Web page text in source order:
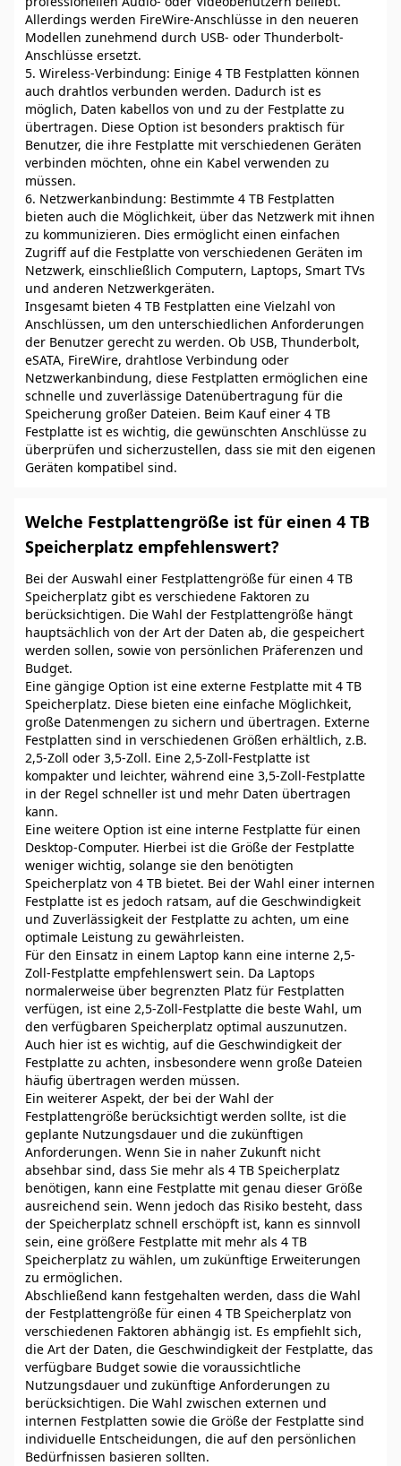
Allerdings werden FireWire-Anschlüsse in den neueren
Modellen zunehmend durch USB- oder Thunderbolt-
Anschlüsse ersetzt.
5. Wireless-Verbindung: Einige 4 TB Festplatten können
auch drahtlos verbunden werden. Dadurch ist es
möglich, Daten kabellos von und zu der Festplatte zu
übertragen. Diese Option ist besonders praktisch für
Benutzer, die ihre Festplatte mit verschiedenen Geräten
verbinden möchten, ohne ein Kabel verwenden zu
müssen.
6. Netzwerkanbindung: Bestimmte 4 TB Festplatten
bieten auch die Möglichkeit, über das Netzwerk mit ihnen
zu kommunizieren. Dies ermöglicht einen einfachen
Zugriff auf die Festplatte von verschiedenen Geräten im
Netzwerk, einschließlich Computern, Laptops, Smart TVs
und anderen Netzwerkgeräten.
Insgesamt bieten 4 TB Festplatten eine Vielzahl von
Anschlüssen, um den unterschiedlichen Anforderungen
der Benutzer gerecht zu werden. Ob USB, Thunderbolt,
eSATA, FireWire, drahtlose Verbindung oder
Netzwerkanbindung, diese Festplatten ermöglichen eine
schnelle und zuverlässige Datenübertragung für die
Speicherung großer Dateien. Beim Kauf einer 4 TB
Festplatte ist es wichtig, die gewünschten Anschlüsse zu
überprüfen und sicherzustellen, dass sie mit den eigenen
Geräten kompatibel sind.
Welche Festplattengröße ist für einen 4 TB
Speicherplatz empfehlenswert?
Bei der Auswahl einer Festplattengröße für einen 4 TB
Speicherplatz gibt es verschiedene Faktoren zu
berücksichtigen. Die Wahl der Festplattengröße hängt
hauptsächlich von der Art der Daten ab, die gespeichert
werden sollen, sowie von persönlichen Präferenzen und
Budget.
Eine gängige Option ist eine externe Festplatte mit 4 TB
Speicherplatz. Diese bieten eine einfache Möglichkeit,
große Datenmengen zu sichern und übertragen. Externe
Festplatten sind in verschiedenen Größen erhältlich, z.B.
2,5-Zoll oder 3,5-Zoll. Eine 2,5-Zoll-Festplatte ist
kompakter und leichter, während eine 3,5-Zoll-Festplatte
in der Regel schneller ist und mehr Daten übertragen
kann.
Eine weitere Option ist eine interne Festplatte für einen
Desktop-Computer. Hierbei ist die Größe der Festplatte
weniger wichtig, solange sie den benötigten
Speicherplatz von 4 TB bietet. Bei der Wahl einer internen
Festplatte ist es jedoch ratsam, auf die Geschwindigkeit
und Zuverlässigkeit der Festplatte zu achten, um eine
optimale Leistung zu gewährleisten.
Für den Einsatz in einem Laptop kann eine interne 2,5-
Zoll-Festplatte empfehlenswert sein. Da Laptops
normalerweise über begrenzten Platz für Festplatten
verfügen, ist eine 2,5-Zoll-Festplatte die beste Wahl, um
den verfügbaren Speicherplatz optimal auszunutzen.
Auch hier ist es wichtig, auf die Geschwindigkeit der
Festplatte zu achten, insbesondere wenn große Dateien
häufig übertragen werden müssen.
Ein weiterer Aspekt, der bei der Wahl der
Festplattengröße berücksichtigt werden sollte, ist die
geplante Nutzungsdauer und die zukünftigen
Anforderungen. Wenn Sie in naher Zukunft nicht
absehbar sind, dass Sie mehr als 4 TB Speicherplatz
benötigen, kann eine Festplatte mit genau dieser Größe
ausreichend sein. Wenn jedoch das Risiko besteht, dass
der Speicherplatz schnell erschöpft ist, kann es sinnvoll
sein, eine größere Festplatte mit mehr als 4 TB
Speicherplatz zu wählen, um zukünftige Erweiterungen
zu ermöglichen.
Abschließend kann festgehalten werden, dass die Wahl
der Festplattengröße für einen 4 TB Speicherplatz von
verschiedenen Faktoren abhängig ist. Es empfiehlt sich,
die Art der Daten, die Geschwindigkeit der Festplatte, das
verfügbare Budget sowie die voraussichtliche
Nutzungsdauer und zukünftige Anforderungen zu
berücksichtigen. Die Wahl zwischen externen und
internen Festplatten sowie die Größe der Festplatte sind
individuelle Entscheidungen, die auf den persönlichen
Bedürfnissen basieren sollten.